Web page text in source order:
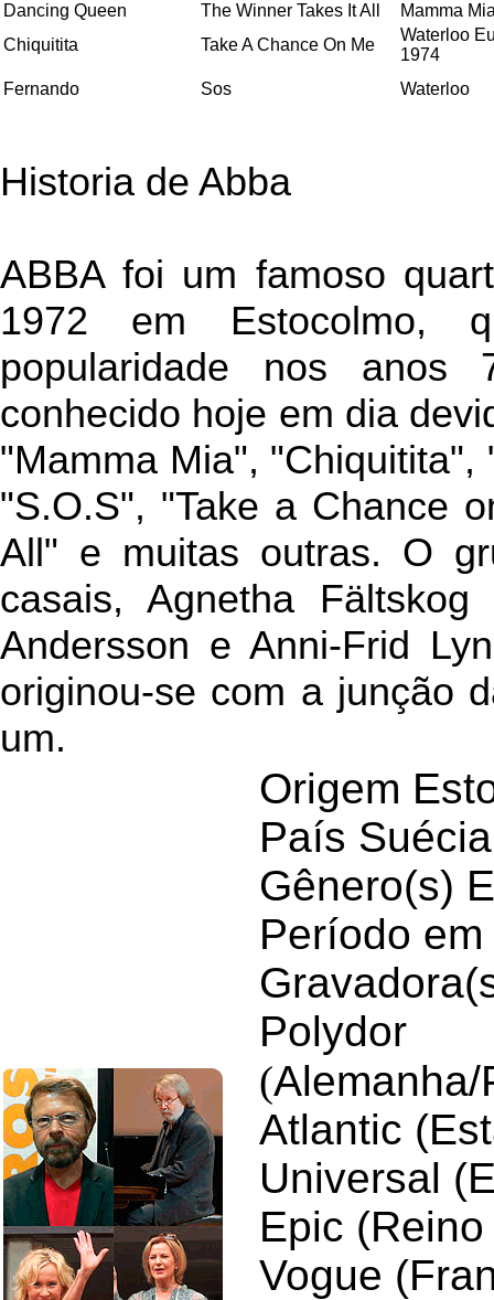
Dancing Queen The Winner Takes It All
Mamma
Chiquitita
Take A Chance On Me
Waterloo
1974
Fernando
Sos Waterloo
Historia de Abba
ABBA foi um famoso
1972 em Estocolmo,
popularidade nos
conhecido hoje em dia
"Mamma Mia",
"S.O.S", "Take a Chance
All" e muitas outras. O
casais, Agnetha
Andersson e Anni-Frid
originou-se com a junção
um.
Origem
País Suécia
Gênero(s)
Período
Polydor
(
Atlantic
Universal
Epic
Vogue